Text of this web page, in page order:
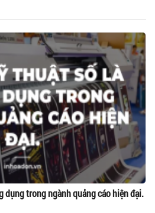
dụng trong ngành quảng cáo hiện đại.